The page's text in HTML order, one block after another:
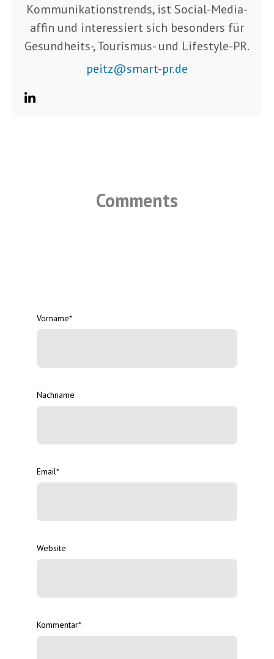
Kommunikationstrends, ist Social-Media-
affin und interessiert sich besonders für
Gesundheits-, Tourismus- und Lifestyle-PR.
peitz@smart-pr.de
Comments
Vorname*
Nachname
Email*
Website
Kommentar*